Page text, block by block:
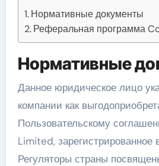
Нормативные документы
Реферальная программа
Нормативные
Данное юридическое лицо
компании как
Пользовательскому
Limited, зарегистрированное
Регуляторы страны